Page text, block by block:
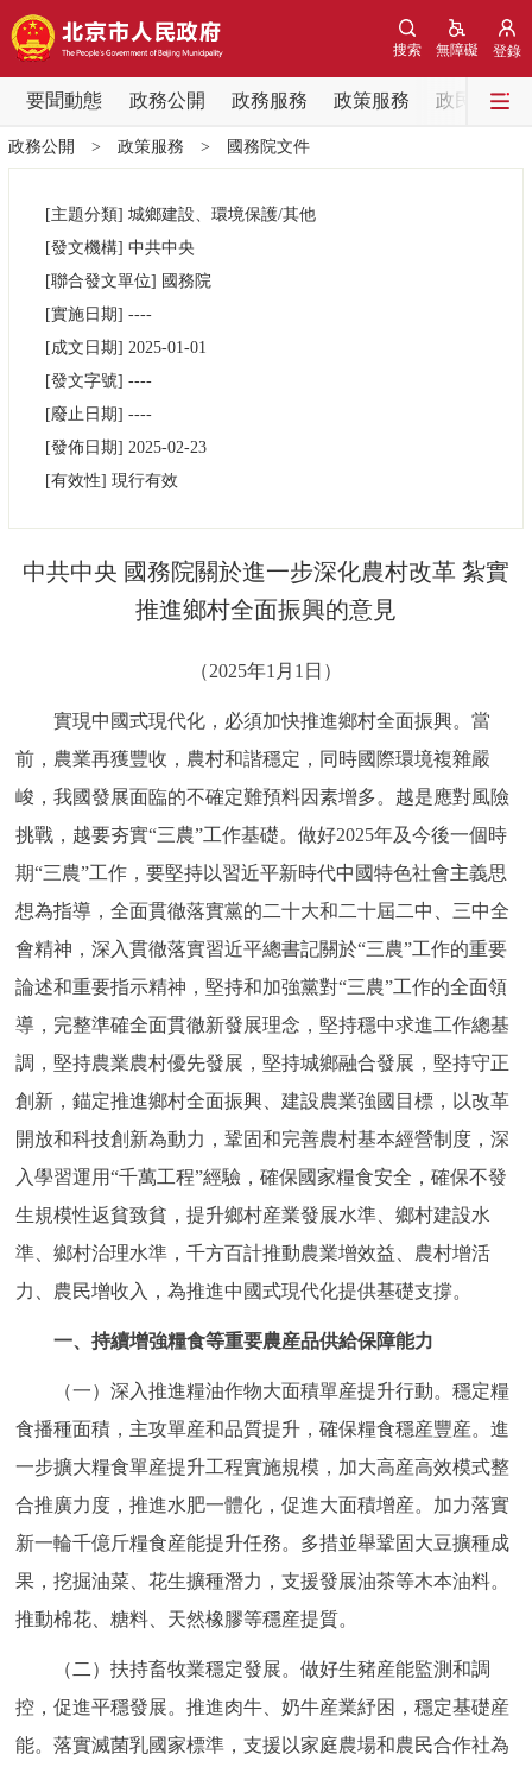
登錄
無障礙
搜索
要聞動態 政務公開 政務服務 政策服務 政民互動
要聞動態
黨中央精神 國務院資訊
北京要聞 會議資訊
政務公開
市領導
政策兌現
決策公開 專題公開
法人服務
便民服務 利企服務 投資項目
仲介服務 陽光政務
政民互動
12345網上接訴即辦 我要諮詢 我要建議
參與調查 線上訪談 圖説互動
走進北京
北京概況 十六區概覽 人文北京
綠色北京 圖説北京 視頻北京
多語種
한국어 日本語
DEUTSCH FRANÇAIS РУССКИЙ ЯЗЫК
ESPAÑOL العربية PORTUGUÊS
ITALIANO
政務公開 > 政策服務 > 國務院文件
[主題分類] 城鄉建設、環境保護/其他
[發文機構] 中共中央
[聯合發文單位] 國務院
[實施日期] ----
[成文日期] 2025-01-01
[發文字號] ----
[廢止日期] ----
[發佈日期] 2025-02-23
[有效性] 現行有效
中共中央 國務院關於進一步深化農村改革 紮實
推進鄉村全面振興的意見
（2025年1月1日）
實現中國式現代化，必須加快推進鄉村全面振興。當
前，農業再獲豐收，農村和諧穩定，同時國際環境複雜嚴
峻，我國發展面臨的不確定難預料因素增多。越是應對風險
挑戰，越要夯實“三農”工作基礎。做好2025年及今後一個時
期“三農”工作，要堅持以習近平新時代中國特色社會主義思
想為指導，全面貫徹落實黨的二十大和二十屆二中、三中全
會精神，深入貫徹落實習近平總書記關於“三農”工作的重要
論述和重要指示精神，堅持和加強黨對“三農”工作的全面領
導，完整準確全面貫徹新發展理念，堅持穩中求進工作總基
調，堅持農業農村優先發展，堅持城鄉融合發展，堅持守正
創新，錨定推進鄉村全面振興、建設農業強國目標，以改革
開放和科技創新為動力，鞏固和完善農村基本經營制度，深
入學習運用“千萬工程”經驗，確保國家糧食安全，確保不發
生規模性返貧致貧，提升鄉村産業發展水準、鄉村建設水
準、鄉村治理水準，千方百計推動農業增效益、農村增活
力、農民增收入，為推進中國式現代化提供基礎支撐。
一、持續增強糧食等重要農産品供給保障能力
（一）深入推進糧油作物大面積單産提升行動。穩定糧
食播種面積，主攻單産和品質提升，確保糧食穩産豐産。進
一步擴大糧食單産提升工程實施規模，加大高産高效模式整
合推廣力度，推進水肥一體化，促進大面積增産。加力落實
新一輪千億斤糧食産能提升任務。多措並舉鞏固大豆擴種成
果，挖掘油菜、花生擴種潛力，支援發展油茶等木本油料。
推動棉花、糖料、天然橡膠等穩産提質。
（二）扶持畜牧業穩定發展。做好生豬産能監測和調
控，促進平穩發展。推進肉牛、奶牛産業紓困，穩定基礎産
能。落實滅菌乳國家標準，支援以家庭農場和農民合作社為